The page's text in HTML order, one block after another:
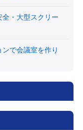
・大型スクリー
で会議室を作り